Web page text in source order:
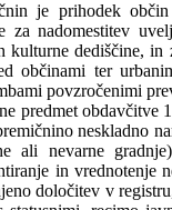
je prihodek
za nadomestitev
kulturne dediščine, in
občinami ter
povzročenimi
predmet obdavčitve
neskladno
ali nevarne
in vrednotenje
določitev v